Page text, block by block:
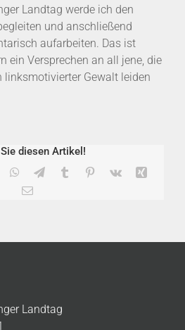
Landtag werde ich den
und anschließend
aufarbeiten. Das ist
ein Versprechen an all jene, die
Gewalt leiden
diesen Artikel!
WhatsApp
TelegramTumblr Pinterest
Vk
E-
Landtag